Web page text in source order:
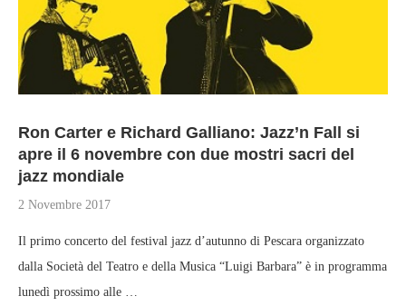
Ron Carter e Richard Galliano: Jazz’n Fall si
apre il 6 novembre con due mostri sacri del
jazz mondiale
2 Novembre 2017
Il primo concerto del festival jazz d’autunno di Pescara organizzato
dalla Società del Teatro e della Musica “Luigi Barbara” è in programma
lunedì prossimo alle …